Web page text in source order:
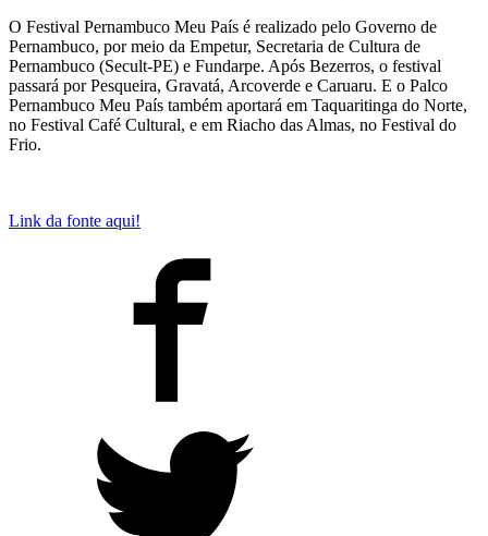
O Festival Pernambuco Meu País é realizado pelo Governo de
Pernambuco, por meio da Empetur, Secretaria de Cultura de
Pernambuco (Secult-PE) e Fundarpe. Após Bezerros, o festival
passará por Pesqueira, Gravatá, Arcoverde e Caruaru. E o Palco
Pernambuco Meu País também aportará em Taquaritinga do Norte,
no Festival Café Cultural, e em Riacho das Almas, no Festival do
Frio.
Link da fonte aqui!